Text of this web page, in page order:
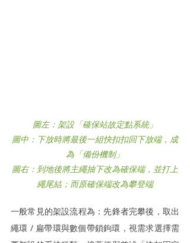
圖左：架設「確保站故定點系統」
圖中：下放時將最後一組快扣扣回下放端，成
為「備份機制」
圖右：到地後將主繩抽下改為確保端，並打上
繩尾結；而原確保端改為攀登端
一般常見的架設流程為：先鋒者完攀後，取出
繩環 / 扁帶環與數個帶鎖鉤環，視需求選擇需